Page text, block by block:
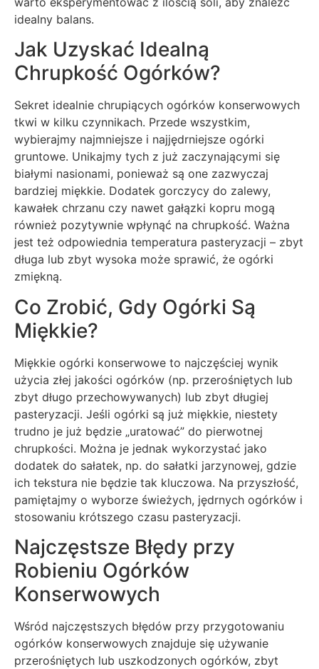
idealny balans.
Jak Uzyskać Idealną
Chrupkość Ogórków?
Sekret idealnie chrupiących ogórków konserwowych
tkwi w kilku czynnikach. Przede wszystkim,
wybierajmy najmniejsze i najjędrniejsze ogórki
gruntowe. Unikajmy tych z już zaczynającymi się
białymi nasionami, ponieważ są one zazwyczaj
bardziej miękkie. Dodatek gorczycy do zalewy,
kawałek chrzanu czy nawet gałązki kopru mogą
również pozytywnie wpłynąć na chrupkość. Ważna
jest też odpowiednia temperatura pasteryzacji – zbyt
długa lub zbyt wysoka może sprawić, że ogórki
zmiękną.
Co Zrobić, Gdy Ogórki Są
Miękkie?
Miękkie ogórki konserwowe to najczęściej wynik
użycia złej jakości ogórków (np. przerośniętych lub
zbyt długo przechowywanych) lub zbyt długiej
pasteryzacji. Jeśli ogórki są już miękkie, niestety
trudno je już będzie „uratować” do pierwotnej
chrupkości. Można je jednak wykorzystać jako
dodatek do sałatek, np. do sałatki jarzynowej, gdzie
ich tekstura nie będzie tak kluczowa. Na przyszłość,
pamiętajmy o wyborze świeżych, jędrnych ogórków i
stosowaniu krótszego czasu pasteryzacji.
Najczęstsze Błędy przy
Robieniu Ogórków
Konserwowych
Wśród najczęstszych błędów przy przygotowaniu
ogórków konserwowych znajduje się używanie
przerośniętych lub uszkodzonych ogórków, zbyt